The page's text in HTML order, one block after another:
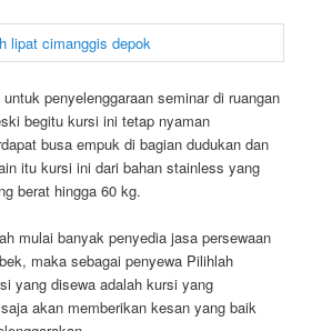
penyelenggaraan seminar di ruangan
begitu kursi ini tetap nyaman
busa empuk di bagian dudukan dan
itu kursi ini dari bahan stainless yang
berat hingga 60 kg.
mulai banyak penyedia jasa persewaan
maka sebagai penyewa Pilihlah
yang disewa adalah kursi yang
akan memberikan kesan yang baik